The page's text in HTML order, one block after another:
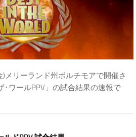
メリーランド州ボルチモアで開催さ
･ワールPPV」の試合結果の速報で